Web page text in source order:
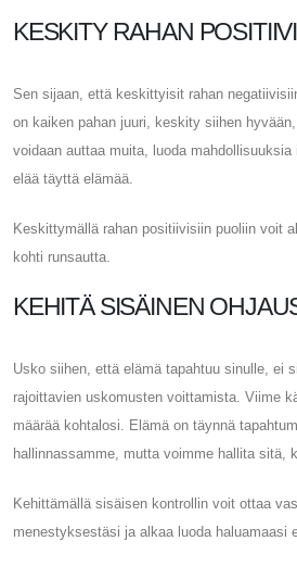
KESKITY RAHAN
Sen sijaan, että keskittyisit rahan
on kaiken pahan juuri, keskity siihen
voidaan auttaa muita, luoda
elää täyttä elämää.
Keskittymällä rahan positiivisiin puoliin voit
kohti runsautta.
KEHITÄ SISÄINEN
Usko siihen, että elämä tapahtuu sinulle, ei
rajoittavien uskomusten voittamista. Viime
määrää kohtalosi. Elämä on täynnä
hallinnassamme, mutta voimme hallita sitä,
Kehittämällä sisäisen kontrollin voit ottaa
menestyksestäsi ja alkaa luoda haluamaasi